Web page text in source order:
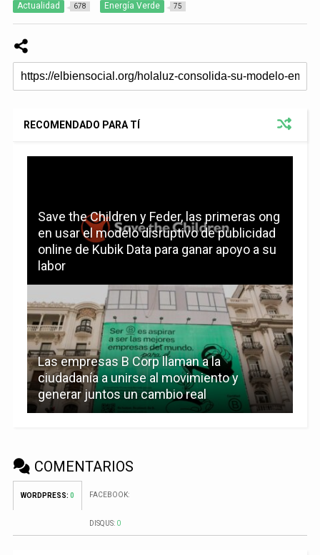
Actualidad 678 Energía Verde 75
RECOMENDADO PARA TÍ
Save the Children y Feder, las primeras ong
en usar el modelo disruptivo de publicidad
online de Kubik Data para ganar apoyo a su
labor
Las empresas B Corp llaman a la
ciudadanía a unirse al movimiento y
generar juntos un cambio real
COMENTARIOS
WORDPRESS: 0 FACEBOOK:
DISQUS: 0